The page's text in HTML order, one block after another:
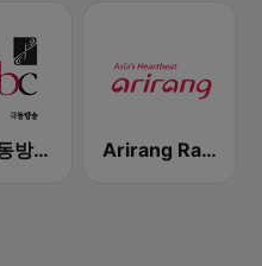
서울극동방송FM 106.9 (FEBC Seoul HLKX-FM) Arirang Radio